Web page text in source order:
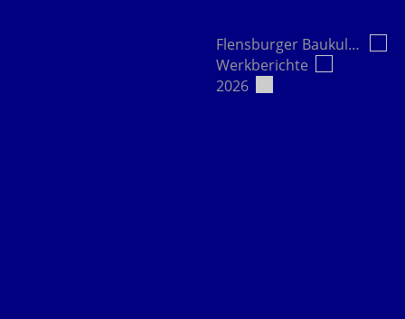
Flensburger Baukultur e.V.
Werkberichte
2026